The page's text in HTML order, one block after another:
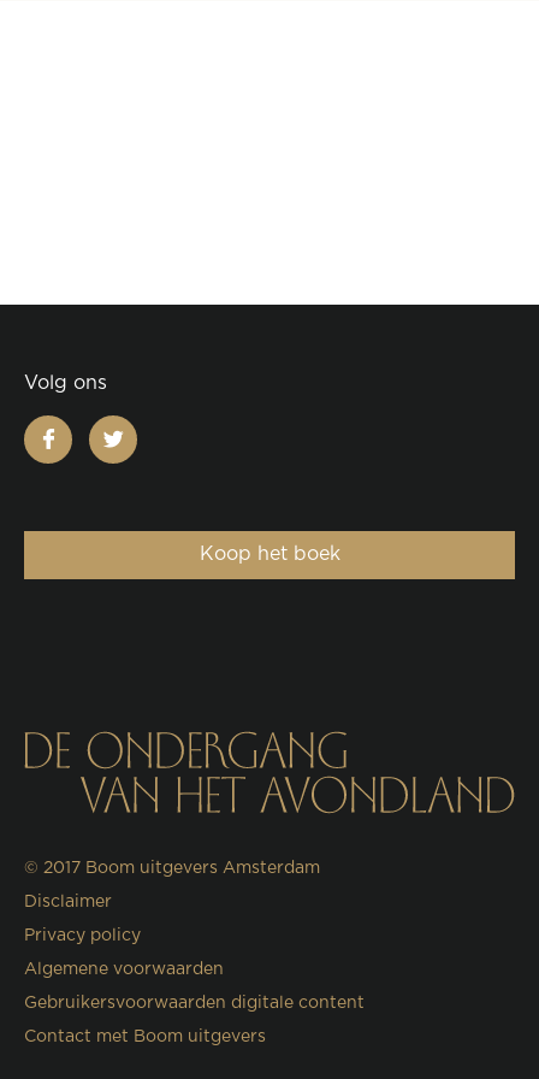
Volg ons
facebooktwitter
Koop het boek
© 2017 Boom uitgevers Amsterdam
Disclaimer
Privacy policy
Algemene voorwaarden
Gebruikersvoorwaarden digitale content
Contact met Boom uitgevers